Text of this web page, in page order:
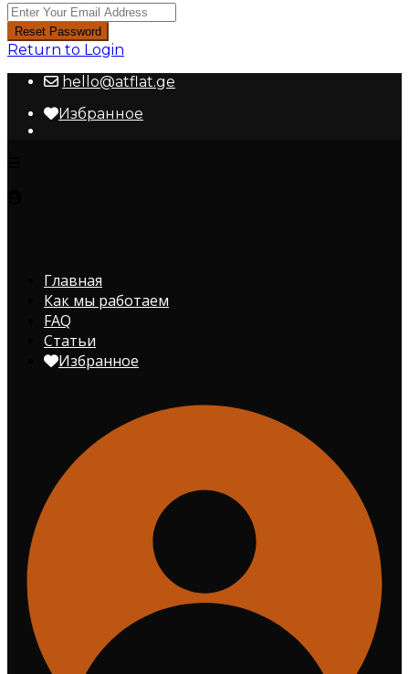
Reset Password
Return to Login
hello@atflat.ge
Избранное
Главная
Как мы работаем
FAQ
Статьи
Избранное